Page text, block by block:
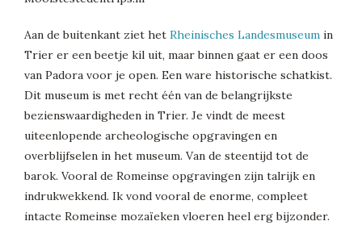
Aan de buitenkant ziet het Rheinisches Landesmuseum in
Trier er een beetje kil uit, maar binnen gaat er een doos
van Padora voor je open. Een ware historische schatkist.
Dit museum is met recht één van de belangrijkste
bezienswaardigheden in Trier. Je vindt de meest
uiteenlopende archeologische opgravingen en
overblijfselen in het museum. Van de steentijd tot de
barok. Vooral de Romeinse opgravingen zijn talrijk en
indrukwekkend. Ik vond vooral de enorme, compleet
intacte Romeinse mozaïeken vloeren heel erg bijzonder.